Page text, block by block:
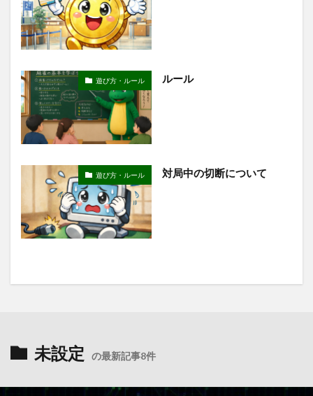
遊び方・ルール ルール
遊び方・ルール 対局中の切断について
未設定 の最新記事8件